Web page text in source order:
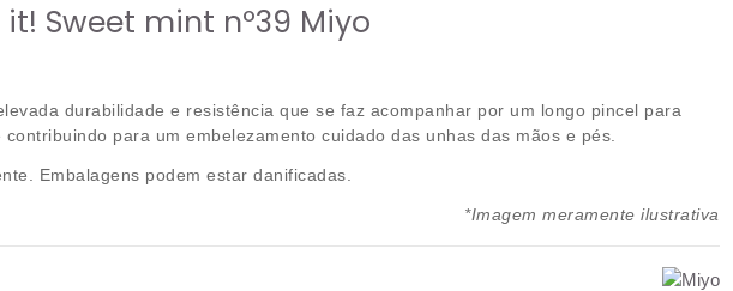
Sweet mint nº39 Miyo
durabilidade e resistência que se faz acompanhar por um longo pincel para
para um embelezamento cuidado das unhas das mãos e pés.
Embalagens podem estar danificadas.
*Imagem meramente ilustrativa